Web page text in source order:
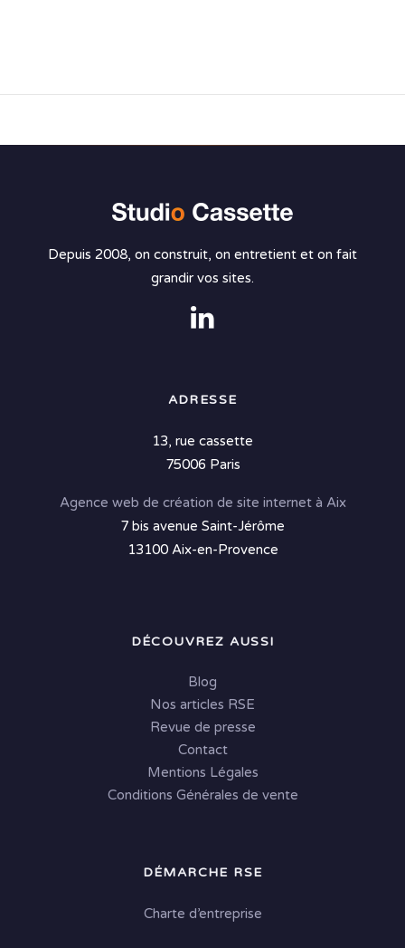
Depuis 2008, on construit, on entretient et on fait
grandir vos sites.
ADRESSE
13, rue cassette
75006 Paris
Agence web de création de site internet à Aix
7 bis avenue Saint-Jérôme
13100 Aix-en-Provence
DÉCOUVREZ AUSSI
Blog
Nos articles RSE
Revue de presse
Contact
Mentions Légales
Conditions Générales de vente
DÉMARCHE RSE
Charte d’entreprise